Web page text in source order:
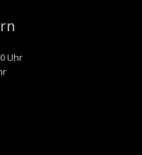
Uhr